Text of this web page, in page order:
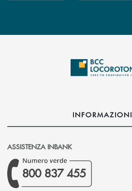
INFORMAZIONI
ASSISTENZA INBANK
800 837 455